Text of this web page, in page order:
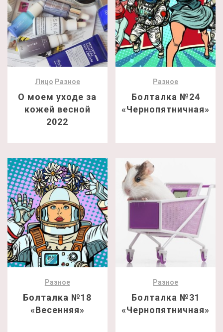
Лицо Разное
О моем уходе за
кожей весной
2022
Разное
Болталка №24
«Чернопятничная»
Разное
Болталка №18
«Весенняя»
Разное
Болталка №31
«Чернопятничная»